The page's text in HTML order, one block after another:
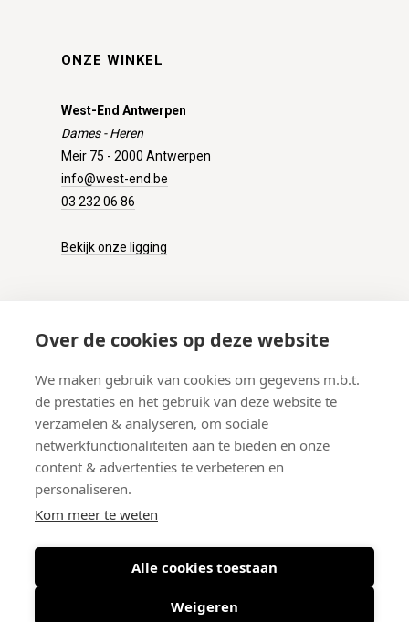
Over de cookies op deze website
We maken gebruik van cookies om gegevens m.b.t.
de prestaties en het gebruik van deze website te
verzamelen & analyseren, om sociale
netwerkfunctionaliteiten aan te bieden en onze
content & advertenties te verbeteren en
personaliseren.
Kom meer te weten
Alle cookies toestaan
Weigeren
ONZE WINKEL
West-End Antwerpen
Dames - Heren
Meir 75 - 2000 Antwerpen
info@west-end.be
03 232 06 86
Bekijk onze ligging
Verzenden
Retourneren
Betalen
Veelgestelde vragen
© 2026 West-End BV-Meir 75, 2000 Antwerpen (België)
Algemene voorwaarden